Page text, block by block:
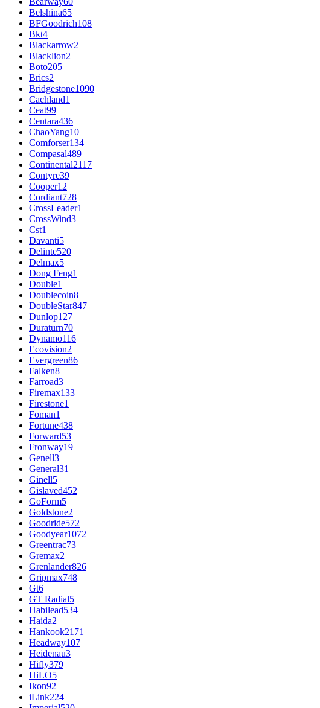
Belshina65
BFGoodrich108
Bkt4
Blackarrow2
Blacklion2
Boto205
Brics2
Bridgestone1090
Cachland1
Ceat99
Centara436
ChaoYang10
Comforser134
Compasal489
Continental2117
Contyre39
Cooper12
Cordiant728
CrossLeader1
CrossWind3
Cst1
Davanti5
Delinte520
Delmax5
Dong Feng1
Double1
Doublecoin8
DoubleStar847
Dunlop127
Duraturn70
Dynamo116
Ecovision2
Evergreen86
Falken8
Farroad3
Firemax133
Firestone1
Foman1
Fortune438
Forward53
Fronway19
Genell3
General31
Ginell5
Gislaved452
GoForm5
Goldstone2
Goodride572
Goodyear1072
Greentrac73
Gremax2
Grenlander826
Gripmax748
Gt6
GT Radial5
Habilead534
Haida2
Hankook2171
Headway107
Heidenau3
Hifly379
HiLO5
Ikon92
iLink224